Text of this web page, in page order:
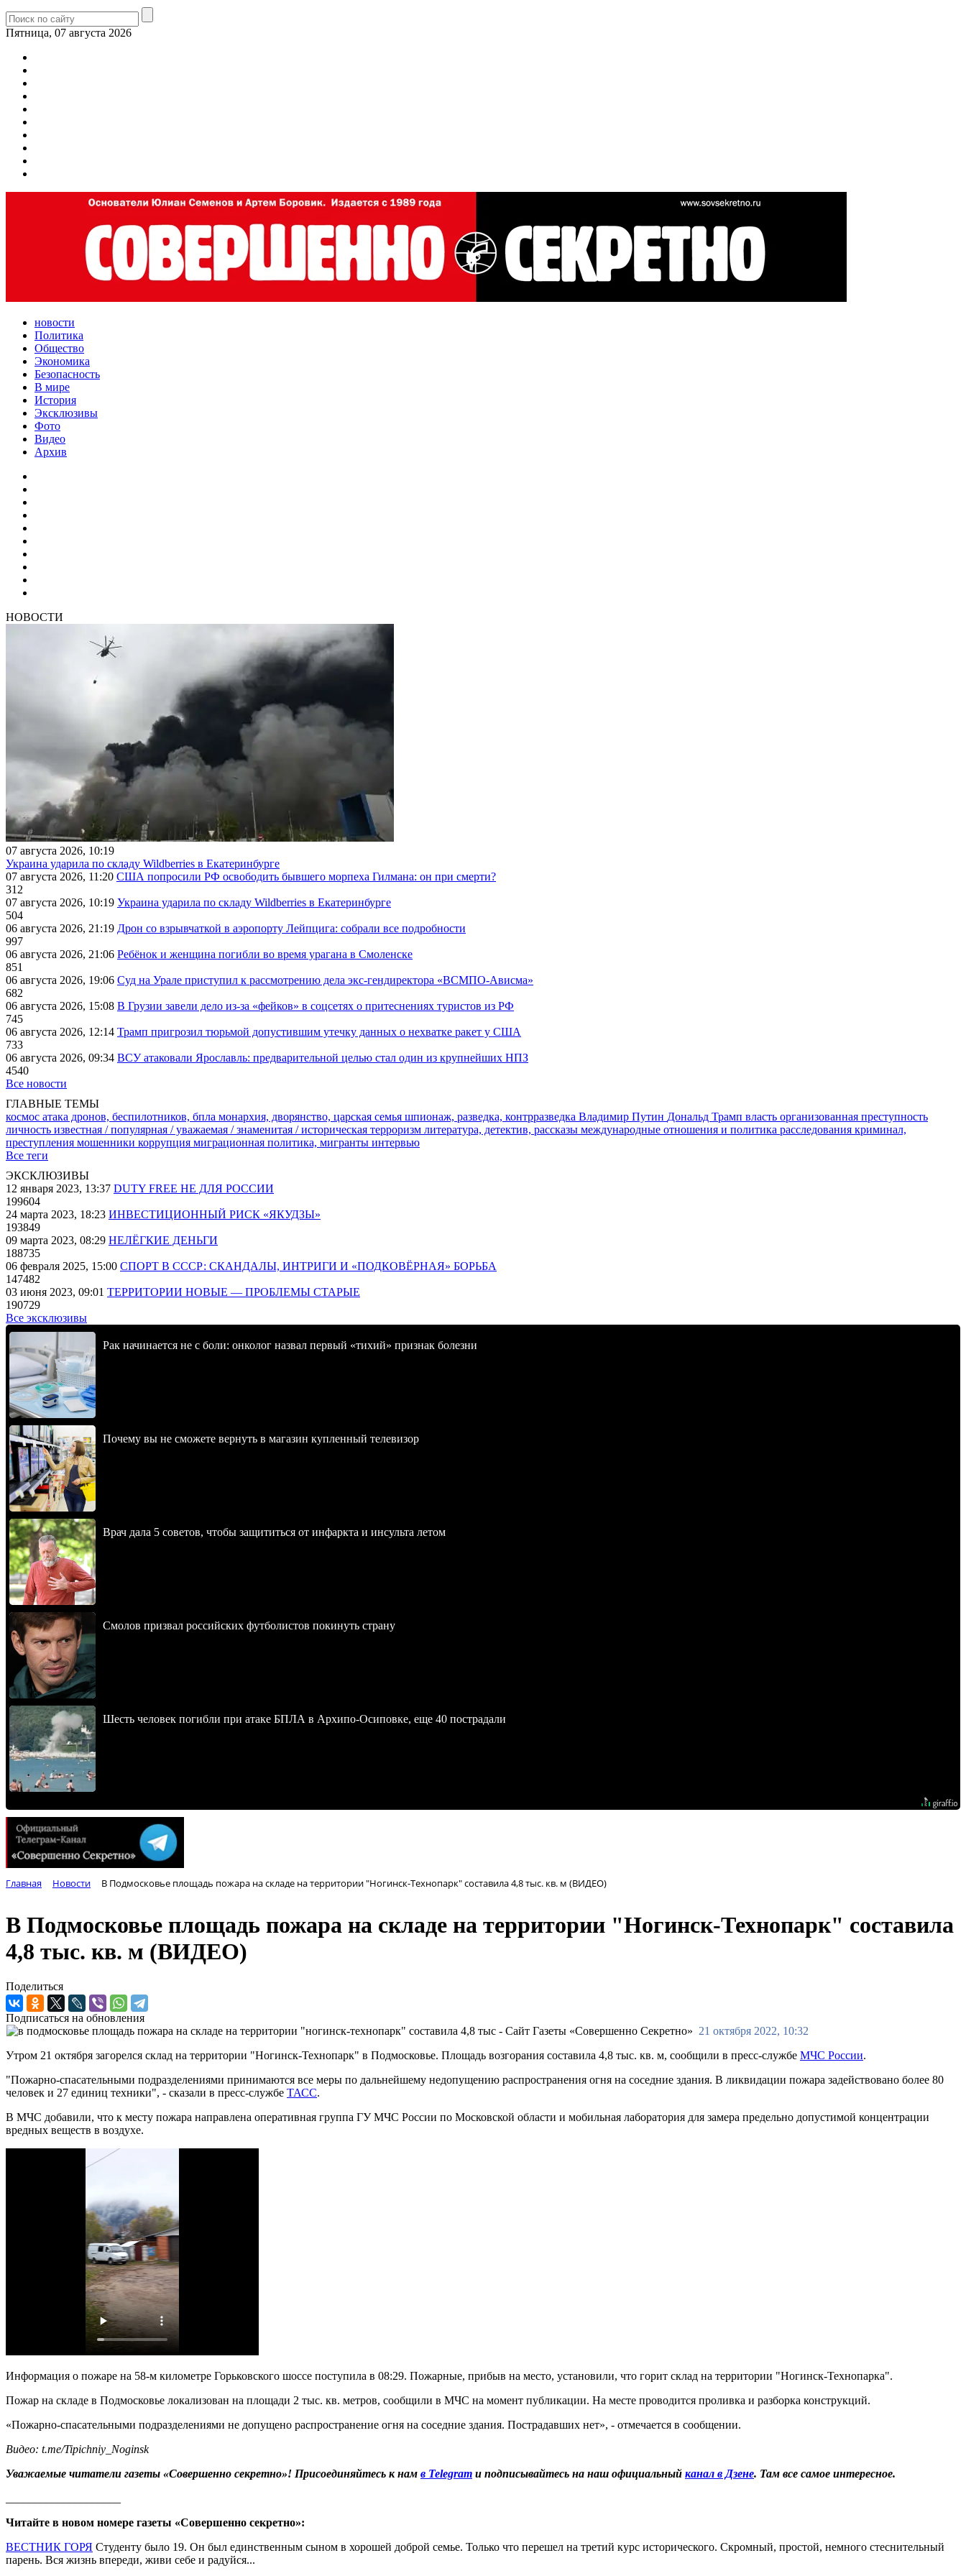
Пятница, 07 августа 2026
новости
Политика
Общество
Экономика
Безопасность
В мире
История
Эксклюзивы
Фото
Видео
Архив
НОВОСТИ
07 августа 2026, 10:19
Украина ударила по складу Wildberries в Екатеринбурге
07 августа 2026, 11:20 США попросили РФ освободить бывшего морпеха Гилмана: он при смерти?
312
07 августа 2026, 10:19 Украина ударила по складу Wildberries в Екатеринбурге
504
06 августа 2026, 21:19 Дрон со взрывчаткой в аэропорту Лейпцига: собрали все подробности
997
06 августа 2026, 21:06 Ребёнок и женщина погибли во время урагана в Смоленске
851
06 августа 2026, 19:06 Суд на Урале приступил к рассмотрению дела экс-гендиректора «ВСМПО-Ависма»
682
06 августа 2026, 15:08 В Грузии завели дело из-за «фейков» в соцсетях о притеснениях туристов из РФ
745
06 августа 2026, 12:14 Трамп пригрозил тюрьмой допустившим утечку данных о нехватке ракет у США
733
06 августа 2026, 09:34 ВСУ атаковали Ярославль: предварительной целью стал один из крупнейших НПЗ
4540
Все новости
ГЛАВНЫЕ ТЕМЫ
космос атака дронов, беспилотников, бпла монархия, дворянство, царская семья шпионаж, разведка, контрразведка Владимир Путин Дональд Трамп власть организованная преступность
личность известная / популярная / уважаемая / знаменитая / историческая терроризм литература, детектив, рассказы международные отношения и политика расследования криминал,
преступления мошенники коррупция миграционная политика, мигранты интервью
Все теги
ЭКСКЛЮЗИВЫ
12 января 2023, 13:37 DUTY FREE НЕ ДЛЯ РОССИИ
199604
24 марта 2023, 18:23 ИНВЕСТИЦИОННЫЙ РИСК «ЯКУДЗЫ»
193849
09 марта 2023, 08:29 НЕЛЁГКИЕ ДЕНЬГИ
188735
06 февраля 2025, 15:00 СПОРТ В СССР: СКАНДАЛЫ, ИНТРИГИ И «ПОДКОВЁРНАЯ» БОРЬБА
147482
03 июня 2023, 09:01 ТЕРРИТОРИИ НОВЫЕ — ПРОБЛЕМЫ СТАРЫЕ
190729
Все эксклюзивы
Рак начинается не с боли: онколог назвал первый «тихий» признак болезни
Почему вы не сможете вернуть в магазин купленный телевизор
Врач дала 5 советов, чтобы защититься от инфаркта и инсульта летом
Смолов призвал российских футболистов покинуть страну
Шесть человек погибли при атаке БПЛА в Архипо-Осиповке, еще 40 пострадали
Главная Новости В Подмосковье площадь пожара на складе на территории "Ногинск-Технопарк" составила 4,8 тыс. кв. м (ВИДЕО)
В Подмосковье площадь пожара на складе на территории "Ногинск-Технопарк" составила
4,8 тыс. кв. м (ВИДЕО)
Поделиться
Подписаться на обновления
21 октября 2022, 10:32
Утром 21 октября загорелся склад на территории "Ногинск-Технопарк" в Подмосковье. Площадь возгорания составила 4,8 тыс. кв. м, сообщили в пресс-службе МЧС России.
"Пожарно-спасательными подразделениями принимаются все меры по дальнейшему недопущению распространения огня на соседние здания. В ликвидации пожара задействовано более 80
человек и 27 единиц техники", - сказали в пресс-службе ТАСС.
В МЧС добавили, что к месту пожара направлена оперативная группа ГУ МЧС России по Московской области и мобильная лаборатория для замера предельно допустимой концентрации
вредных веществ в воздухе.
Информация о пожаре на 58-м километре Горьковского шоссе поступила в 08:29. Пожарные, прибыв на место, установили, что горит склад на территории "Ногинск-Технопарка".
Пожар на складе в Подмосковье локализован на площади 2 тыс. кв. метров, сообщили в МЧС на момент публикации. На месте проводится проливка и разборка конструкций.
«Пожарно-спасательными подразделениями не допущено распространение огня на соседние здания. Пострадавших нет», - отмечается в сообщении.
Видео: t.me/Tipichniy_ Noginsk
Уважаемые читатели газеты «Совершенно секретно»! Присоединяйтесь к нам в Telegram и подписывайтесь на наш официальный канал в Дзене. Там все самое интересное.
Читайте в новом номере газеты «Совершенно секретно»:
ВЕСТНИК ГОРЯ Студенту было 19. Он был единственным сыном в хорошей доброй семье. Только что перешел на третий курс исторического. Скромный, простой, немного стеснительный
парень. Вся жизнь впереди, живи себе и радуйся...